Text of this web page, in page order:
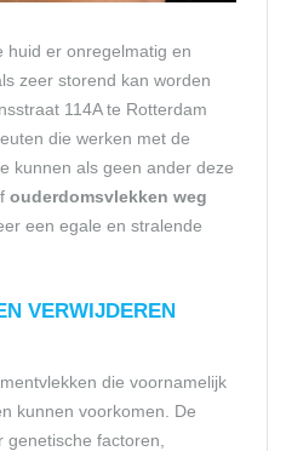
huid er onregelmatig en
zeer storend kan worden
114A te Rotterdam
die werken met de
kunnen als geen ander deze
ouderdomsvlekken weg
een egale en stralende
VERWIJDEREN
die voornamelijk
kunnen voorkomen. De
factoren,